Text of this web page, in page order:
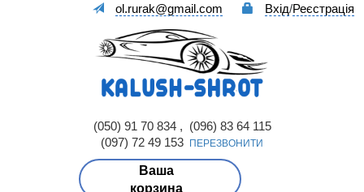
ol.rurak@gmail.com Вхід/Реєстрація
(050) 91 70 834 , (096) 83 64 115
(097) 72 49 153
ПЕРЕЗВОНИТИ
Ваша
корзина